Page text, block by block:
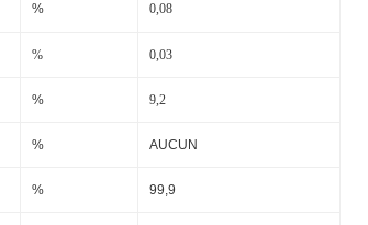
% 0,08
% 0,03
% 9,2
% AUCUN
% 99,9